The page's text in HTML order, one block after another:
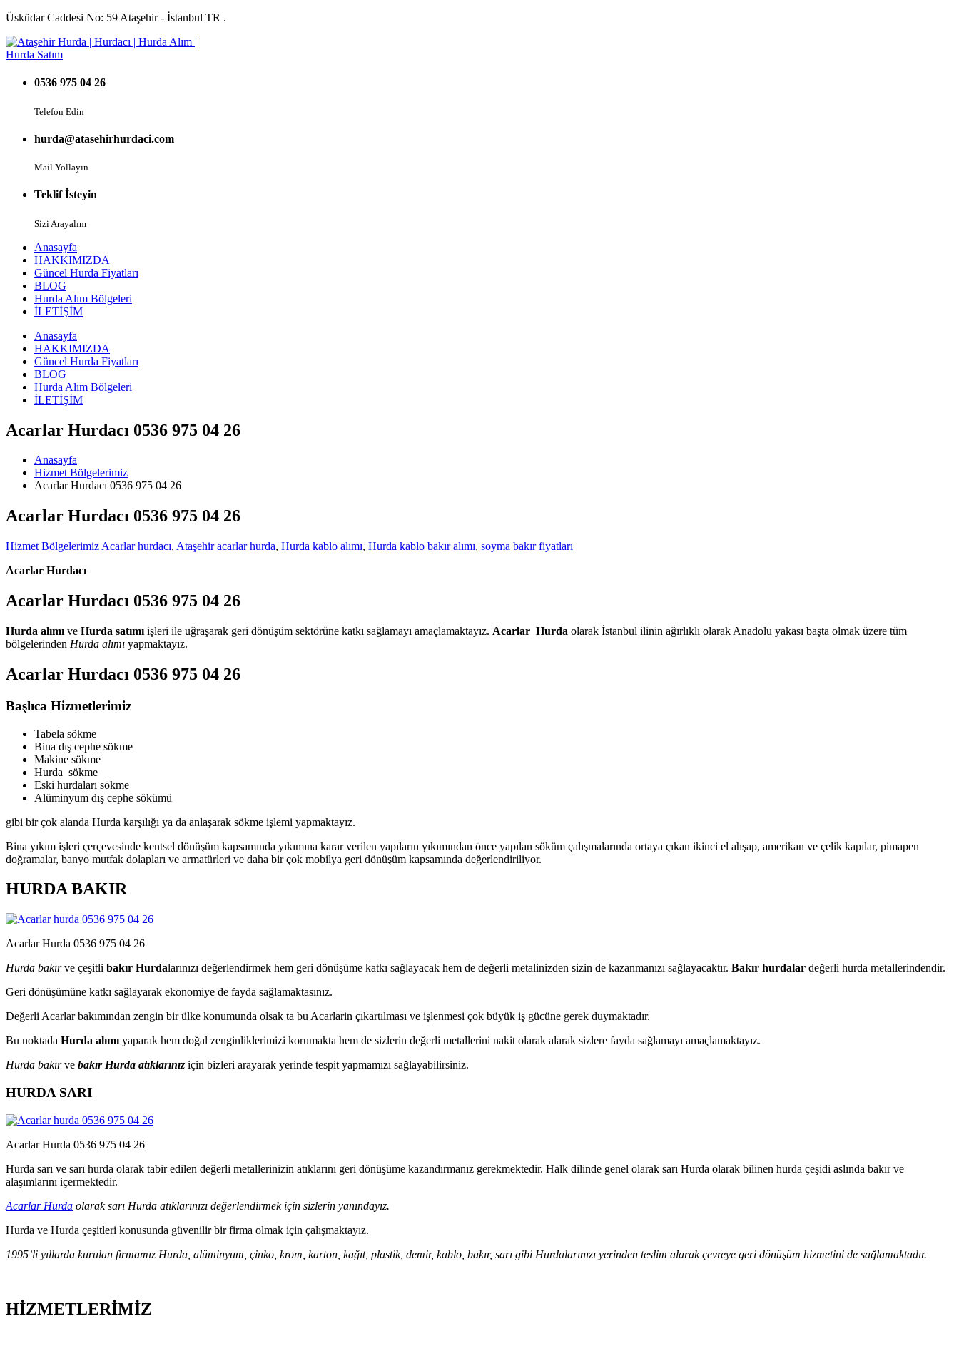
Üsküdar Caddesi No: 59 Ataşehir - İstanbul TR .
0536 975 04 26
Telefon Edin
hurda@atasehirhurdaci.com
Mail Yollayın
Teklif İsteyin
Sizi Arayalım
Anasayfa
HAKKIMIZDA
Güncel Hurda Fiyatları
BLOG
Hurda Alım Bölgeleri
İLETİŞİM
Anasayfa
HAKKIMIZDA
Güncel Hurda Fiyatları
BLOG
Hurda Alım Bölgeleri
İLETİŞİM
Acarlar Hurdacı 0536 975 04 26
Anasayfa
Hizmet Bölgelerimiz
Acarlar Hurdacı 0536 975 04 26
Acarlar Hurdacı 0536 975 04 26
Hizmet Bölgelerimiz Acarlar hurdacı, Ataşehir acarlar hurda, Hurda kablo alımı, Hurda kablo bakır alımı, soyma bakır fiyatları
Acarlar Hurdacı
Acarlar Hurdacı 0536 975 04 26
Hurda alımı ve Hurda satımı işleri ile uğraşarak geri dönüşüm sektörüne katkı sağlamayı amaçlamaktayız. Acarlar Hurda olarak İstanbul ilinin ağırlıklı olarak Anadolu yakası başta olmak üzere tüm
bölgelerinden Hurda alımı yapmaktayız.
Acarlar Hurdacı 0536 975 04 26
Başlıca Hizmetlerimiz
Tabela sökme
Bina dış cephe sökme
Makine sökme
Hurda sökme
Eski hurdaları sökme
Alüminyum dış cephe sökümü
gibi bir çok alanda Hurda karşılığı ya da anlaşarak sökme işlemi yapmaktayız.
Bina yıkım işleri çerçevesinde kentsel dönüşüm kapsamında yıkımına karar verilen yapıların yıkımından önce yapılan söküm çalışmalarında ortaya çıkan ikinci el ahşap, amerikan ve çelik kapılar, pimapen
doğramalar, banyo mutfak dolapları ve armatürleri ve daha bir çok mobilya geri dönüşüm kapsamında değerlendiriliyor.
HURDA BAKIR
Acarlar Hurda 0536 975 04 26
Hurda bakırve çeşitli bakır Hurdalarınızı değerlendirmek hem geri dönüşüme katkı sağlayacak hem de değerli metalinizden sizin de kazanmanızı sağlayacaktır. Bakır hurdalar değerli hurda metallerindendir.
Geri dönüşümüne katkı sağlayarak ekonomiye de fayda sağlamaktasınız.
Değerli Acarlar bakımından zengin bir ülke konumunda olsak ta bu Acarlarin çıkartılması ve işlenmesi çok büyük iş gücüne gerek duymaktadır.
Bu noktada Hurda alımı yaparak hem doğal zenginliklerimizi korumakta hem de sizlerin değerli metallerini nakit olarak alarak sizlere fayda sağlamayı amaçlamaktayız.
Hurda bakırve bakır Hurda atıklarınız için bizleri arayarak yerinde tespit yapmamızı sağlayabilirsiniz.
HURDA SARI
Acarlar Hurda 0536 975 04 26
Hurda sarı ve sarı hurda olarak tabir edilen değerli metallerinizin atıklarını geri dönüşüme kazandırmanız gerekmektedir. Halk dilinde genel olarak sarı Hurda olarak bilinen hurda çeşidi aslında bakır ve
alaşımlarını içermektedir.
Acarlar Hurda olarak sarı Hurda atıklarınızı değerlendirmek için sizlerin yanındayız.
Hurda ve Hurda çeşitleri konusunda güvenilir bir firma olmak için çalışmaktayız.
1995’li yıllarda kurulan firmamız Hurda, alüminyum, çinko, krom, karton, kağıt, plastik, demir, kablo, bakır, sarı gibi Hurdalarınızı yerinden teslim alarak çevreye geri dönüşüm hizmetini de sağlamaktadır.
HİZMETLERİMİZ